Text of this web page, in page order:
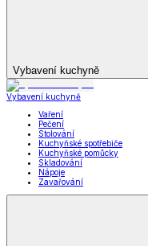
Vybavení kuchyně
Vybavení kuchyně
Vaření
Pečení
Stolování
Kuchyňské spotřebiče
Kuchyňské pomůcky
Skladování
Nápoje
Zavařování